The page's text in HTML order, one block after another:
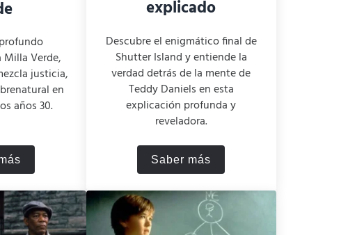
Verde,
justicia,
en
años 30.
de la Milla Verde
explicado
Descubre el enigmático final de
Shutter Island y entiende la
verdad detrás de la mente de
Teddy Daniels en esta
explicación profunda y
reveladora.
Saber másShutter Island: final explicado